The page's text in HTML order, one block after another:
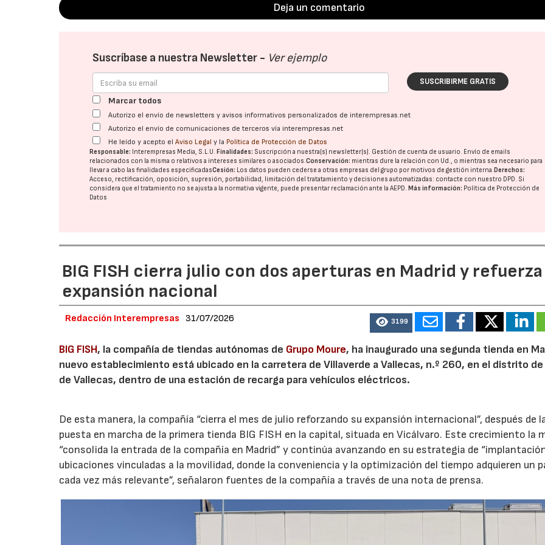
Deja un comentario
Suscríbase a nuestra Newsletter - Ver ejemplo
SUSCRIBIRME GRATIS
Marcar todos
Autorizo el envío de newsletters y avisos informativos personalizados de interempresas.net
Autorizo el envío de comunicaciones de terceros vía interempresas.net
He leído y acepto elAviso Legal y la Política de Protección de Datos
Responsable: Interempresas Media, S.L.U. Finalidades: Suscripción a nuestra(s) newsletter(s). Gestión de cuenta de usuario. Envío de emails
relacionados con la misma o relativos a intereses similares o asociados.Conservación: mientras dure la relación con Ud., o mientras sea necesario para
llevar a cabo las finalidades especificadasCesión: Los datos pueden cederse a otras empresas del grupo por motivos de gestión interna. Derechos:
Acceso, rectificación, oposición, supresión, portabilidad, limitación del tratatamiento y decisiones automatizadas: contacte con nuestro DPD. Si
considera que el tratamiento no se ajusta a la normativa vigente, puede presentar reclamación ante laAEPD. Más información: Política de Protección de
Datos
BIG FISH cierra julio con dos aperturas en Madrid y
expansión nacional
Redacción Interempresas 31/07/2026 3199
BIG FISH, la compañía de tiendas autónomas de Grupo Moure, ha inaugurado una segunda tienda en
nuevo establecimiento está ubicado en la carretera de Villaverde a Vallecas, n.º 260, en el distrito de
de Vallecas, dentro de una estación de recarga para vehículos eléctricos.
De esta manera, la compañía “cierra el mes de julio reforzando su expansión internacional”, después de
puesta en marcha de la primera tienda BIG FISH en la capital, situada en Vicálvaro. Este crecimiento la
“consolida la entrada de la compañía en Madrid” y continúa avanzando en su estrategia de
ubicaciones vinculadas a la movilidad, donde la conveniencia y la optimización del tiempo adquieren un
cada vez más relevante”, señalaron fuentes de la compañía a través de una nota de prensa.